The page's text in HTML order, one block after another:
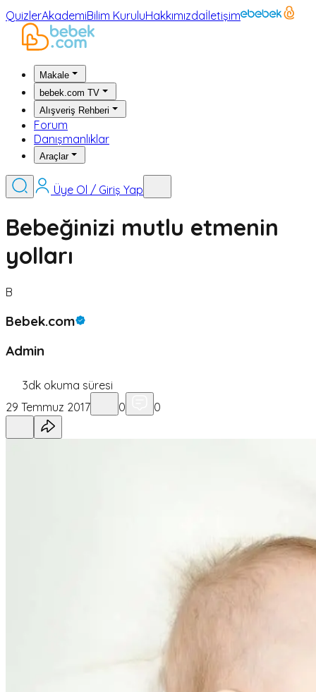
QuizlerAkademiBilim KuruluHakkımızdaİletişim
Makale
bebek.com TV
Alışveriş Rehberi
Forum
Danışmanlıklar
Araçlar
Üye Ol / Giriş Yap
Bebeğinizi mutlu etmenin
yolları
B
Bebek.com
Admin
3dk okuma süresi
29 Temmuz 2017
0 0